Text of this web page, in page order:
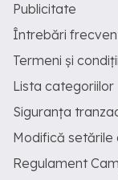
Publicitate
Întrebări
Termeni și condiții
Lista categoriilor
Siguranța
Modifică
Regulament